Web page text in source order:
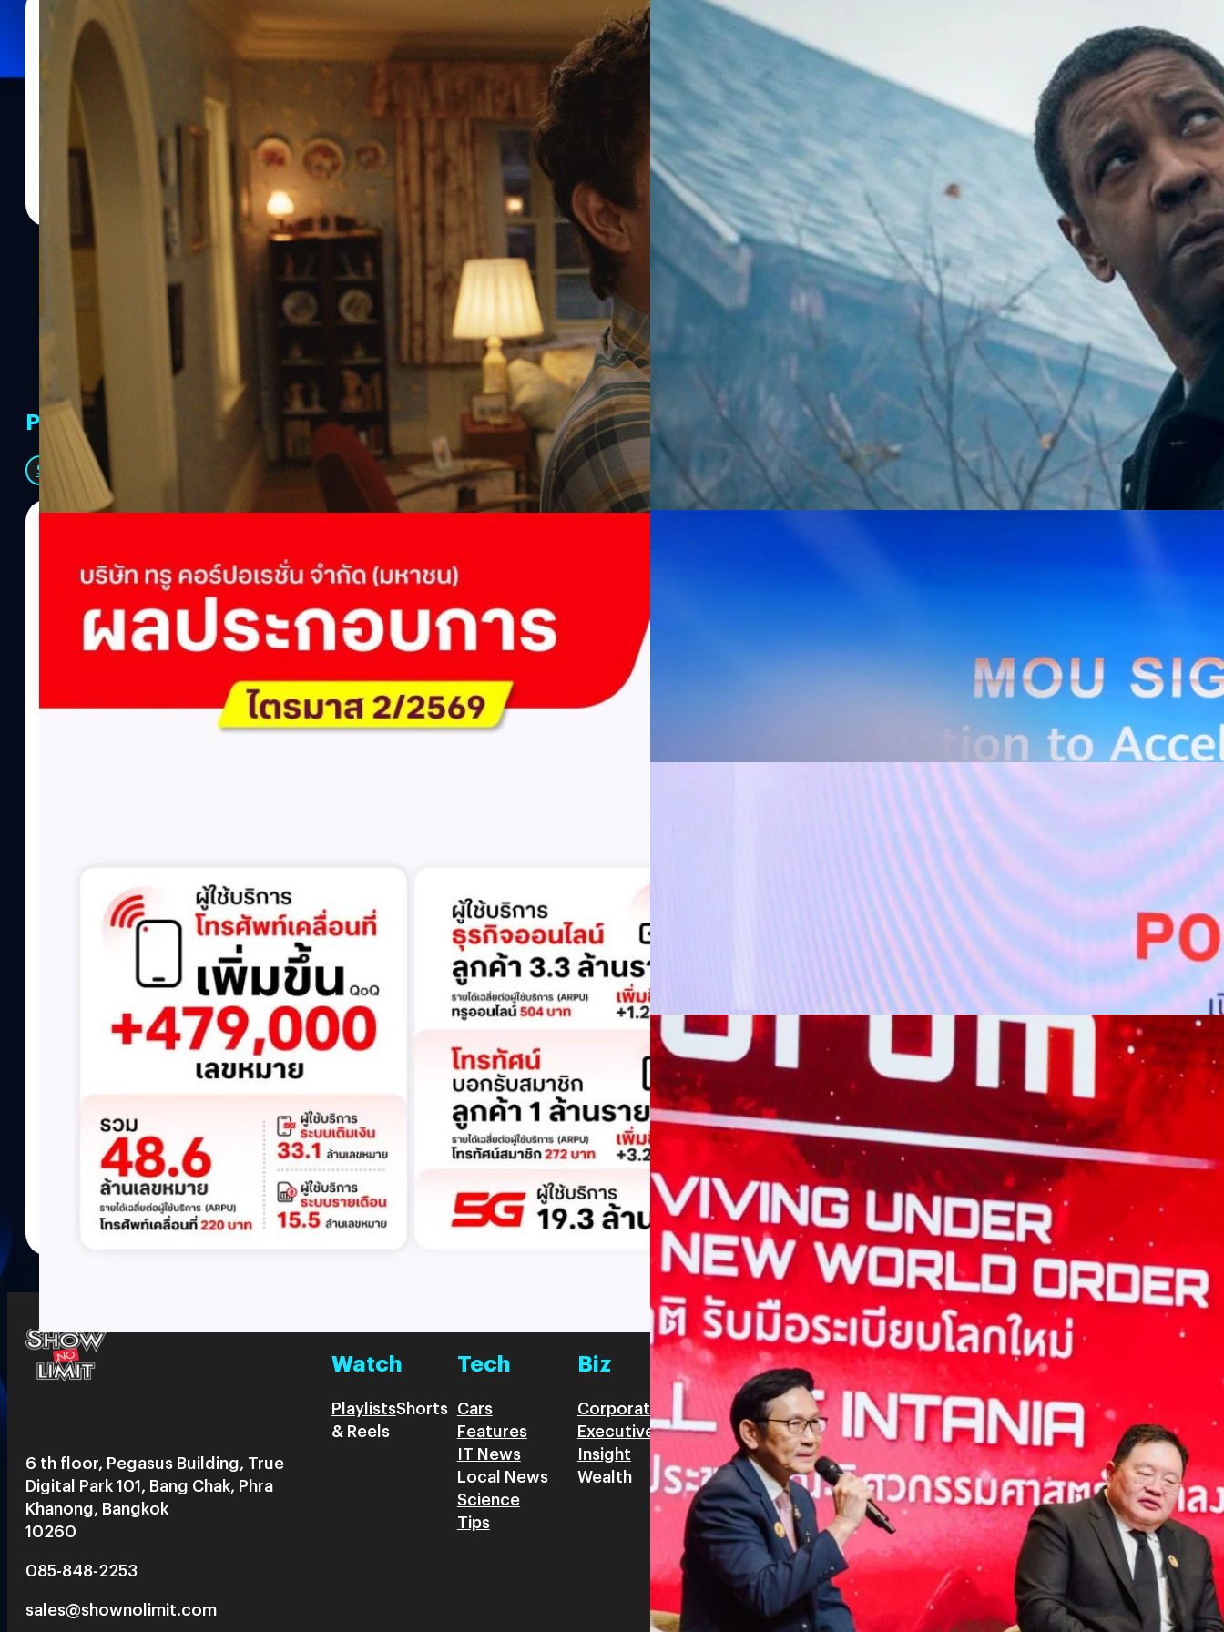
ประภาส อยู่เย็น
Tom Hanks แนะแนว ตอนช่วงอายุ 35 ปี คือช่วงชีวิตที่ลำบากที่สุด ชี้ ชีวิตช่วง
นี้นี่แหละดีที่สุดแล้ว
ทอม แฮงส์ (Tom Hanks) แนะแนว ตอนช่วงอายุ 35 ปี คือช่วงชีวิตที่ลำบากที่สุด และตัวเขาในวัยนี้คือช่วง
เวลาที่ดีที่สุดแล้ว
24/08/2023
Antoine Fuqua ไอเดียแหวก เกือบใช้ De-Aging ย้อนวัย Denzel Washington
เล่าจุดกำเนิดนักฆ่าโฮมโปร ใน ‘The Equalizer 3’
อองตวน ฟูคัว (Antoine Fuqua) เคยคิดจะใช้เทคโนโลยี De-Aging ย้อนวัย เดนเซล วอชิงตัน (Denzel
Washington) ให้หน้าเด็กเพื่อเล่าจุดกำเนิดใน ‘The Equalizer 3’
ประภาส อยู่เย็น| 1077 days ago
Read More
PR Partners
See All
ทีมคอนเทนต์ BT| 1 days ago
True เผยผลประกอบการ Q2/2569 กำไรสุทธิ 6.6 พันล้านบาท จ่ายปันผล 5.2
บริษัท ทรู คอร์ปอเรชั่น จำกัด (มหาชน) รายงานผลประกอบการประจำไตรมาส 2/2569 มีกำไรสุทธิหลังหัก
ภาษี 6.6 พันล้านบาท ทำกำไรต่อเนื่องเป็นไตรมาสที่ 6 พร้อมอนุมัติจ่ายเงินปันผลระหว่างกาลรวม 5.2 พัน
ด้านโครงข่ายและความเข้าใจในภาคธุรกิจไทยของ AIS Business เข้ากับเทคโนโลยี Cloud, AI และองค์ความรู้
ด้านการผลิตระดับโลกของ Huawei Cloud เพื่อช่วยให้ผู้ประกอบการสามารถนำเทคโนโลยีไปยกระดับ
กระบวนการผลิตได้อย่างเป็นรูปธรรม ภายใต้ความร่วมมือดังกล่าว ทั้งสองฝ่ายจะร่วมกันพัฒนาโครงสร้างพื้น
Private Network โครงข่ายไฟเบอร์ และระบบเชื่อมต่อที่ปลอดภัย ไปจนถึงการรวบรวม ประมวลผล และ
วิเคราะห์ข้อมูลบน Cloud ด้วยศักยภาพการประมวลผลของ GPU เพื่อต่อยอดสู่แอปพลิเคชัน AI และโซลูชัน
สำหรับภาคอุตสาหกรรม ช่วยเสริมขีดความสามารถในการแข่งขัน และสร้างความพร้อมรองรับผู้ประกอบการ
ไทย รวมถึงนักลงทุนต่างชาติที่ต้องการขยายฐานการผลิตในประเทศไทย นายภูผา เอกะวิภาต หัวหน้าคณะผู้
บริหารกลุ่มลูกค้าองค์กร บริษัท แอดวานซ์ อินโฟร์ เซอร์วิส จำกัด (มหาชน) กล่าวว่า…
ดีอี–ไปรษณีย์ไทย เดินหน้าสนับสนุนเศรษฐกิจดิจิทัล หนุนสร้างเครือข่ายแห่ง
โอกาส พร้อมปักธงกลยุทธ์ “RelationSHIFT” ที่รู้ใจทุกเจเนอเรชัน
กรุงเทพฯ 3 สิงหาคม 2569 - ไปรษณีย์ไทย ก้าวสู่ 144 ปี พร้อมปักกลยุทธ์ RelationSHIFT เดินหน้าขยับทุก
ความสัมพันธ์ สู่โอกาสทางเศรษฐกิจใหม่ พร้อมรุกขับเคลื่อนองค์กรสู่ Lifestyle Logistics Brand ที่เชื่อมโยง
ผู้คน ธุรกิจ ชุมชน และภาครัฐ ผ่านเครือข่ายไปรษณีย์ เพื่อสร้างการเติบโตได้อย่างครอบคลุมทุกมิติ พร้อมเผย
ผลการดำเนินงานปี 2568 มีรายได้กว่า 22,000 ล้านบาท และครึ่งแรกปี 2569 ยังคงเติบโตต่อเนื่อง นางสาว
แนน บุณย์ธิดา สมชัย รัฐมนตรีช่วยว่าการกระทรวงดิจิทัลเพื่อเศรษฐกิจและสังคม กล่าวว่า ประเทศไทยกำลัง
ก้าวสู่เศรษฐกิจยุคใหม่ที่ขับเคลื่อนด้วยเทคโนโลยีดิจิทัล ข้อมูล และแพลตฟอร์ม ส่งผลให้การพัฒนา
โครงสร้างพื้นฐานของประเทศต้องสามารถเชื่อมโยงประชาชน ภาคธุรกิจ และภาครัฐได้อย่างมีประสิทธิภาพ
ปลอดภัย และน่าเชื่อถือ เพื่อยกระดับขีดความสามารถในการแข่งขันของประเทศ และผลักดันประเทศไทยสู่
การเป็น "ประเทศแห่งโอกาส" ที่ประชาชนทุกคนสามารถเข้าถึงบริการ ความรู้ ตลาด และโอกาสทางเศรษฐกิจ
ได้อย่างเท่าเทียม ในบริบทดังกล่าว ไปรษณีย์ไทยจึงมีบทบาทสำคัญในการยกระดับสู่การเป็นส่วนหนึ่งของ
โครงสร้างพื้นฐานดิจิทัลภาครัฐ (Digital…
01/08/2026
สรุปประเด็นสำคัญ The INTANIA Forum พาไทยฝ่าวิกฤติโลกไร้ระเบียบ เปลี่ยน
ความผันผวนเป็นโอกาส
เมื่อระเบียบในโลกใหม่คือความไร้ระเบียบและผันผวน สมาคมนิสิตเก่าคณะวิศวกรรมศาสตร์แห่งจุฬาลงกรณ์
มหาวิทยาลัย ได้ร่วมกับคณะวิศวกรรมศาสตร์ จุฬาลงกรณ์มหาวิทยาลัย ได้จัดการประชุม The INTANIA
Forum ภายใต้หัวข้อ “ฝ่าวิกฤติ รับมือระเบียบโลกใหม่” (Surviving Under The New World Order) ณ หอ
ประชุม Hall of INTANIA เมื่อวันที่ 31 สิงหาคม 2026 เวทีที่รวบรวมผู้นำจากภาครัฐ ภาคการเงิน ภาคธุรกิจ
ภาคอุตสาหกรรม และภาควิชาการ มาร่วมแลกเปลี่ยนมุมมอง เพื่อเปลี่ยความผันผวนของโลกให้กลายเป็น
โอกาสในการพัฒนาประเทศ “วิศวกรการเมือง” รับมือโลกไร้ระเบียบ นายอนุทิน ชาญวีรกูล นายกรัฐมนตรี
และรัฐมนตรีว่าการกระทรวงมหาดไทย ได้กล่าวปาฐกถาพิเศษโดยระบุว่า โลกปัจจุบันกำลังเข้าสู่ภาวะ “โลกไร้
ระเบียบ” (New World Disorder) ที่ผันผวนและไร้รูปแบบตายตัว ประเทศไทยจึงมีความจำเป็นต้องใช้แนวคิด
อย่างเป็นระบบแบบ “วิศวกรการเมือง” โดยนำหลักการวิเคราะห์เส้นทางวิกฤติ (Critical Path Method หรือ
CPM) มาใช้ในการจัดลำดับความสำคัญและบริหารทรัพยากร เพื่อนำพาประเทศก้าวสู่ความมั่นคงปลอดภัย…
ภูษิต เรืองอุดมกิจ| 4 days ago
Read More
6 th floor, Pegasus Building, True
Digital Park 101, Bang Chak, Phra
Khanong, Bangkok
10260
085-848-2253
sales@shownolimit.com
Watch
PlaylistsShorts
& Reels
Tech
Cars
Features
IT News
Local News
Science
Tips
Biz
Corporate
Executive
Insight
Wealth
Game
Articles
Game News
Reviews
Life
Environment
Health
People
Trends
Wellness
SOCIAL MEDIA
Instagram
Facebook